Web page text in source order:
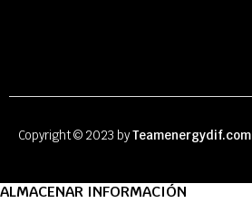
Copyright © 2023 byTeamenergydif.com
ALMACENAR INFORMACIÓN